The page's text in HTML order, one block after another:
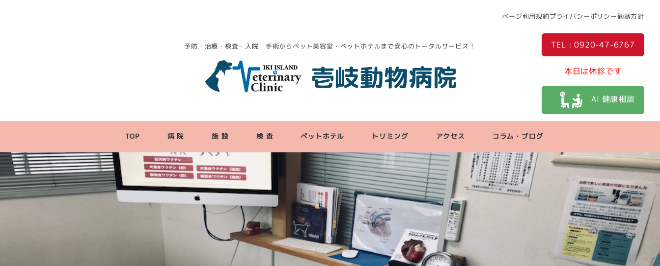
ページ利用規約プライバシーポリシー勧誘方針
予防・治療・検査・入院・手術からペット美容室・ペットホテルまで安心のトータルサービス！
壱岐動物病院
TEL : 0920-47-6767
本日は休診です
AI 健康相談
TOP 病 院 施 設 検 査 ペットホテル トリミング アクセス コラム・ブログ